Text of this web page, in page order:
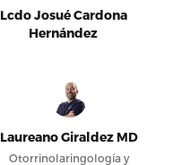
Lcdo Josué Cardona
Hernández
Laureano Giraldez MD
Otorrinolaringología y